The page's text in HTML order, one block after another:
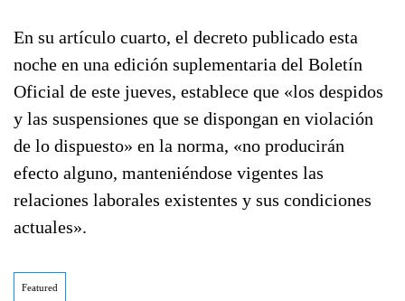
En su artículo cuarto, el decreto publicado esta
noche en una edición suplementaria del Boletín
Oficial de este jueves, establece que «los despidos
y las suspensiones que se dispongan en violación
de lo dispuesto» en la norma, «no producirán
efecto alguno, manteniéndose vigentes las
relaciones laborales existentes y sus condiciones
actuales».
Featured